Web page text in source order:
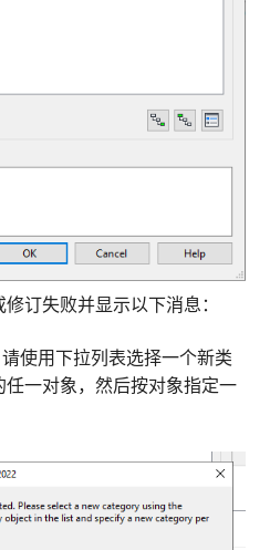
订失败并显示以下消息：
使用下拉列表选择一个新类
一对象，然后按对象指定一